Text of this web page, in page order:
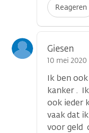
Reageren
Giesen
10 mei 2020
Ik ben
kanker .
ook ieder
vaak dat
voor geld